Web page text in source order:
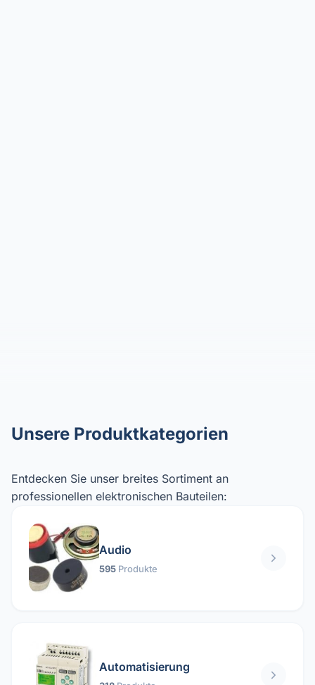
Unsere Produktkategorien
Entdecken Sie unser breites Sortiment an
professionellen elektronischen Bauteilen:
Audio
595 Produkte
Automatisierung